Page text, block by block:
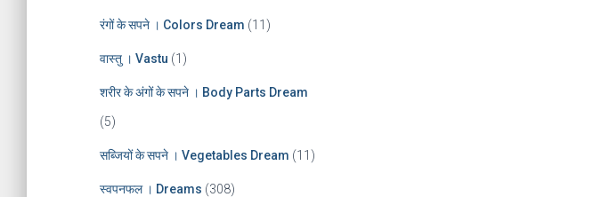
रंगों के सपने । Colors Dream (11)
वास्तु । Vastu (1)
शरीर के अंगों के सपने । Body Parts Dream
(5)
सब्जियों के सपने । Vegetables Dream (11)
स्वपनफल । Dreams (308)